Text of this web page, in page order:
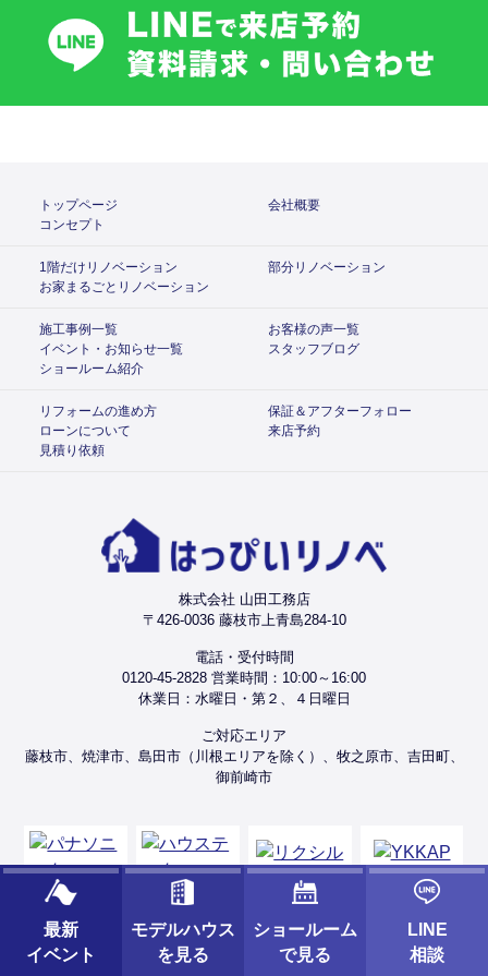
トップページ
会社概要
コンセプト
1階だけリノベーション
部分リノベーション
お家まるごとリノベーション
施工事例一覧
お客様の声一覧
イベント・お知らせ一覧
スタッフブログ
ショールーム紹介
リフォームの進め方
保証＆アフターフォロー
ローンについて
来店予約
見積り依頼
株式会社 山田工務店
〒426-0036 藤枝市上青島284-10
電話・受付時間
0120-45-2828 営業時間：10:00～16:00
休業日：水曜日・第２、４日曜日
ご対応エリア
藤枝市、焼津市、島田市（川根エリアを除く）、牧之原市、吉田町、
御前崎市
最新
イベント
モデルハウス
を見る
ショールーム
で見る
LINE
相談